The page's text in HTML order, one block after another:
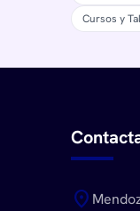
Cursos y
location_on